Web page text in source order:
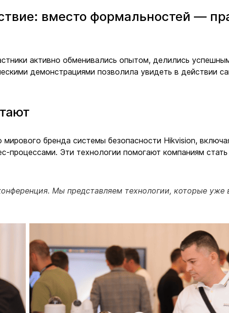
вместо формальностей —
активно обменивались опытом, делились
демонстрациями позволила увидеть в действии
бренда системы безопасности Hikvision,
Эти технологии помогают компаниям стать
Мы представляем технологии, которые уже